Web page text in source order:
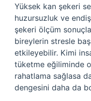
Yüksek kan şekeri
huzursuzluk ve
şekeri ölçüm
bireylerin stresle
etkileyebilir. Kimi
tüketme eğiliminde
rahatlama sağlasa
dengesini daha da